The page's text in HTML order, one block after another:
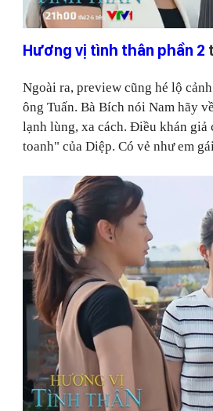
Hương vị tình thân phần 2
Ngoài ra, preview cũng hé lộ
ông Tuấn. Bà Bích nói Nam hãy
lạnh lùng, xa cách. Điều khán giả
toanh" của Diệp. Có vẻ như em